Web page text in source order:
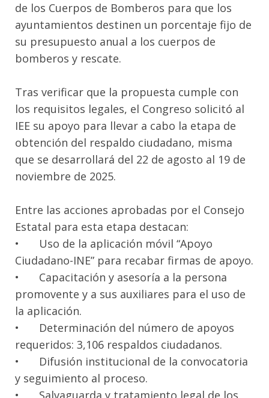
de los Cuerpos de Bomberos para que los
ayuntamientos destinen un porcentaje fijo de
su presupuesto anual a los cuerpos de
bomberos y rescate.
Tras verificar que la propuesta cumple con
los requisitos legales, el Congreso solicitó al
IEE su apoyo para llevar a cabo la etapa de
obtención del respaldo ciudadano, misma
que se desarrollará del 22 de agosto al 19 de
noviembre de 2025.
Entre las acciones aprobadas por el Consejo
Estatal para esta etapa destacan:
•
Uso de la aplicación móvil “Apoyo
Ciudadano-INE” para recabar firmas de apoyo.
•
Capacitación y asesoría a la persona
promovente y a sus auxiliares para el uso de
la aplicación.
•
Determinación del número de apoyos
requeridos: 3,106 respaldos ciudadanos.
•
Difusión institucional de la convocatoria
y seguimiento al proceso.